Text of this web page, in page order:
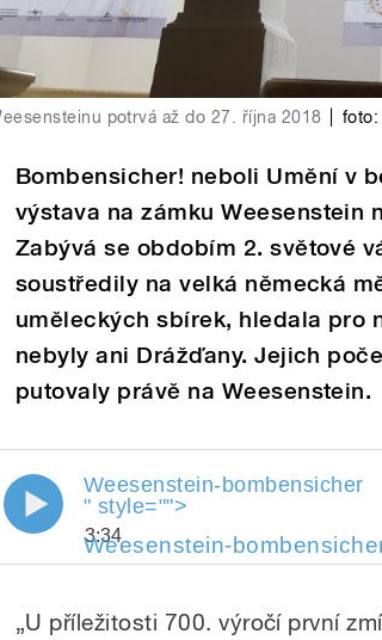
potrvá až do 27. října 2018 foto:
Bombensicher! neboli Umění v
výstava na zámku Weesenstein
Zabývá se obdobím 2. světové
soustředily na velká německá
uměleckých sbírek, hledala pro
nebyly ani Drážďany. Jejich
putovaly právě na Weesenstein.
bombensicher
Weesenstein-bombensicher
" style="">
Weesenstein-
3:34
„U příležitosti 700. výročí první